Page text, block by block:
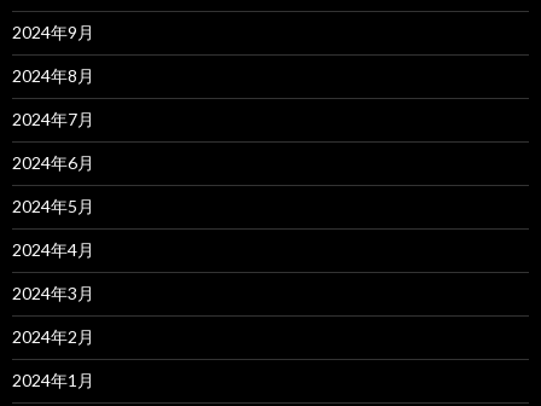
2024年9月
2024年8月
2024年7月
2024年6月
2024年5月
2024年4月
2024年3月
2024年2月
2024年1月